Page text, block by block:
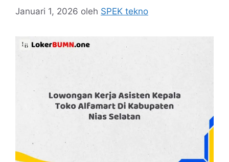
Januari 1, 2026 oleh SPEK tekno